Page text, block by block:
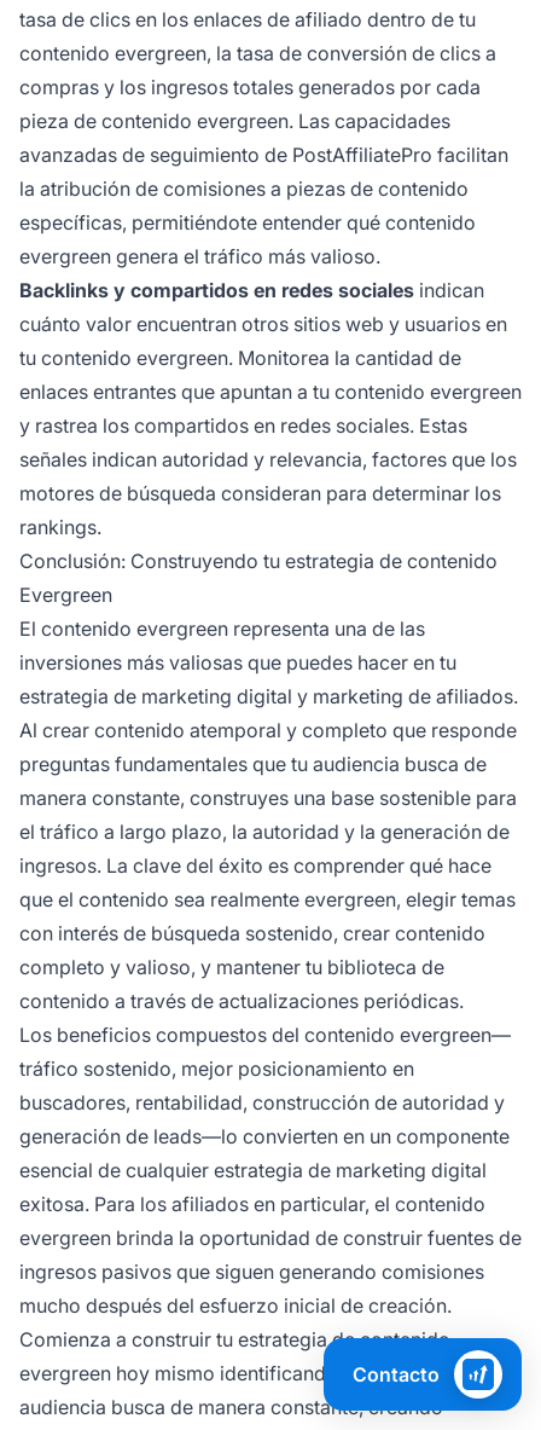
tasa de clics en los enlaces de afiliado dentro de tu
contenido evergreen, la tasa de conversión de clics a
compras y los ingresos totales generados por cada
pieza de contenido evergreen. Las capacidades
avanzadas de seguimiento de PostAffiliatePro facilitan
la atribución de comisiones a piezas de contenido
específicas, permitiéndote entender qué contenido
evergreen genera el tráfico más valioso.
Backlinks y compartidos en redes sociales indican
cuánto valor encuentran otros sitios web y usuarios en
tu contenido evergreen. Monitorea la cantidad de
enlaces entrantes que apuntan a tu contenido evergreen
y rastrea los compartidos en redes sociales. Estas
señales indican autoridad y relevancia, factores que los
motores de búsqueda consideran para determinar los
rankings.
Conclusión: Construyendo tu estrategia de contenido
Evergreen
El contenido evergreen representa una de las
inversiones más valiosas que puedes hacer en tu
estrategia de marketing digital y marketing de afiliados.
Al crear contenido atemporal y completo que responde
preguntas fundamentales que tu audiencia busca de
manera constante, construyes una base sostenible para
el tráfico a largo plazo, la autoridad y la generación de
ingresos. La clave del éxito es comprender qué hace
que el contenido sea realmente evergreen, elegir temas
con interés de búsqueda sostenido, crear contenido
completo y valioso, y mantener tu biblioteca de
contenido a través de actualizaciones periódicas.
Los beneficios compuestos del contenido evergreen—
tráfico sostenido, mejor posicionamiento en
buscadores, rentabilidad, construcción de autoridad y
generación de leads—lo convierten en un componente
esencial de cualquier estrategia de marketing digital
exitosa. Para los afiliados en particular, el contenido
evergreen brinda la oportunidad de construir fuentes de
ingresos pasivos que siguen generando comisiones
mucho después del esfuerzo inicial de creación.
Comienza a construir tu estrategia de contenido
evergreen hoy mismo identificando los temas que tu
audiencia busca de manera constante, creando
Contacto